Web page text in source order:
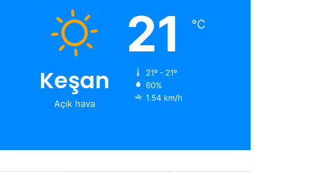
Keşan
Açık hava
21 ℃
21º - 21º
60%
1.54 km/h